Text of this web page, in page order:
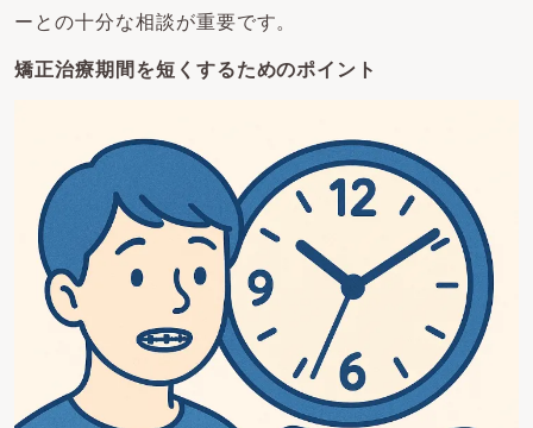
ーとの十分な相談が重要です。
矯正治療期間を短くするためのポイント